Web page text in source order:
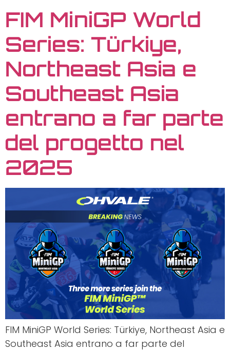
FIM MiniGP World
Series: Türkiye,
Northeast Asia e
Southeast Asia
entrano a far parte
del progetto nel
2025
FIM MiniGP World Series: Türkiye, Northeast Asia e
Southeast Asia entrano a far parte del